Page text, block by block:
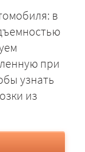
в
при
узнать
из